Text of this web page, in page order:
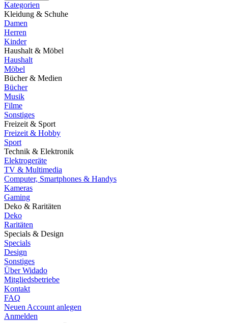
Kategorien
Kleidung & Schuhe
Damen
Herren
Kinder
Haushalt & Möbel
Haushalt
Möbel
Bücher & Medien
Bücher
Musik
Filme
Sonstiges
Freizeit & Sport
Freizeit & Hobby
Sport
Technik & Elektronik
Elektrogeräte
TV & Multimedia
Computer, Smartphones & Handys
Kameras
Gaming
Deko & Raritäten
Deko
Raritäten
Specials & Design
Specials
Design
Sonstiges
Über Widado
Mitgliedsbetriebe
Kontakt
FAQ
Neuen Account anlegen
Anmelden